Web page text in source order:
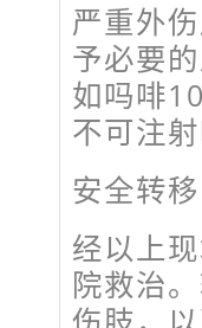
严重外
予必要
如吗啡
不可注
安全转移
经以上
院救治